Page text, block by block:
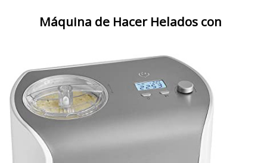
Máquina de Hacer Helados con